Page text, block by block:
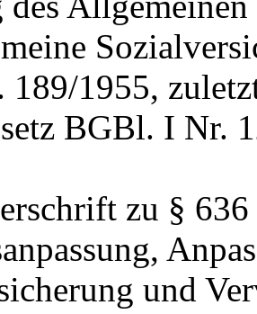
1955,
BGBl. I Nr.
zu §
und